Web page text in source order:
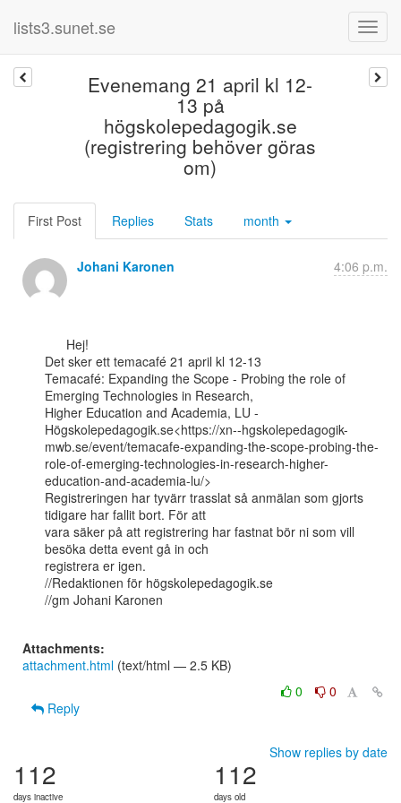
lists3.sunet.se
Evenemang 21 april kl 12-
13 på
högskolepedagogik.se
(registrering behöver göras
om)
First Post Replies Stats month
Johani Karonen 4:06 p.m.
Det sker ett temacafé 21 april kl 12-13
Temacafé: Expanding the Scope - Probing the role of
Emerging Technologies in Research,
Higher Education and Academia, LU -
Högskolepedagogik.se<https://xn--hgskolepedagogik-
mwb.se/event/temacafe-expanding-the-scope-probing-the-
role-of-emerging-technologies-in-research-higher-
education-and-academia-lu/>
Registreringen har tyvärr trasslat så anmälan som gjorts
tidigare har fallit bort. För att
vara säker på att registrering har fastnat bör ni som vill
besöka detta event gå in och
registrera er igen.
//Redaktionen för högskolepedagogik.se
//gm Johani Karonen
Attachments:
attachment.html (text/html — 2.5 KB)
0
0
Reply
Show replies by date
112
days inactive
112
days old